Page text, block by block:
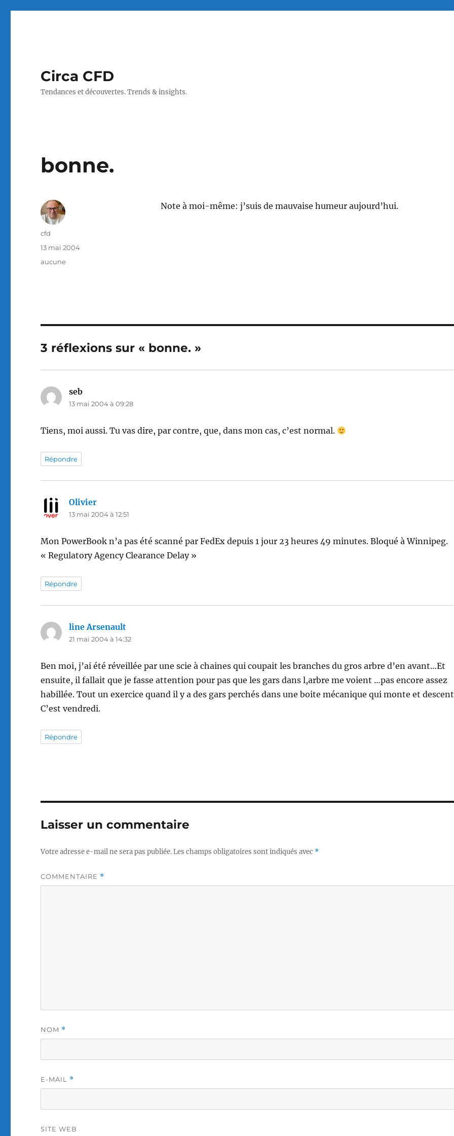
Circa CFD
Tendances et découvertes. Trends & insights.
bonne.
Note à moi-même: j’suis de mauvaise humeur aujourd’hui.
Auteur
cfd
Publié
13 mai 2004
Catégories
aucune
3 réflexions sur « bonne. »
seb
13 mai 2004 à 09:28
Tiens, moi aussi. Tu vas dire, par contre, que, dans mon cas, c’est normal.
Répondre
Olivier
13 mai 2004 à 12:51
Mon PowerBook n’a pas été scanné par FedEx depuis 1 jour 23 heures 49 minutes. Bloqué à Winnipeg.
« Regulatory Agency Clearance Delay »
Répondre
line Arsenault
21 mai 2004 à 14:32
Ben moi, j’ai été réveillée par une scie à chaines qui coupait les branches du gros arbre d’en avant…Et
ensuite, il fallait que je fasse attention pour pas que les gars dans l,arbre me voient …pas encore assez
habillée. Tout un exercice quand il y a des gars perchés dans une boite mécanique qui monte et
C’est vendredi.
Répondre
Laisser un commentaire
Votre adresse e-mail ne sera pas publiée.Les champs obligatoires sont indiqués avec *
COMMENTAIRE *
NOM *
E-MAIL *
SITE WEB